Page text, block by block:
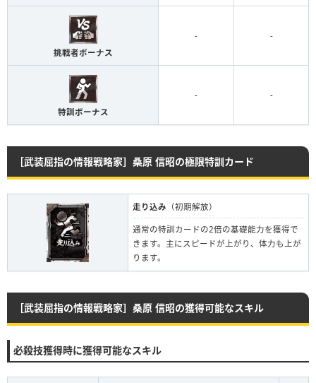
挑戦者ボーナス
- -
特訓ボーナス
- -
［武装屈指の情報戦略家］桑原 信昭の極限特訓カード
走り込み （初期解放）
通常の特訓カードの2倍の基礎能力を獲得で
きます。主にスピードが上がり、体力も上が
ります。
［武装屈指の情報戦略家］桑原 信昭の獲得可能なスキル
必殺技獲得時に獲得可能なスキル